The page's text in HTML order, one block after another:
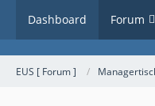
Dashboard Forum
EUS [ Forum ]